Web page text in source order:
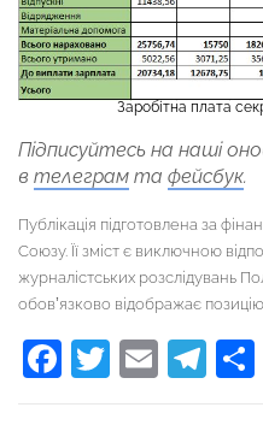
Заробітна плата
Підписуйтесь на наші
в телеграм та фейсбук.
Публікація підготовлена за
Союзу. Її зміст є виключною
журналістських розслідувань
обов’язково відображає
Facebook
Twitter
Email